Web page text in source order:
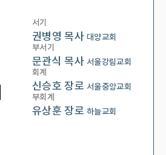
서기
권병영 목사 대양교회
부서기
문관식 목사 서울강림교회
회계
신승호 장로 서울중앙교회
부회계
유상훈 장로 하늘교회